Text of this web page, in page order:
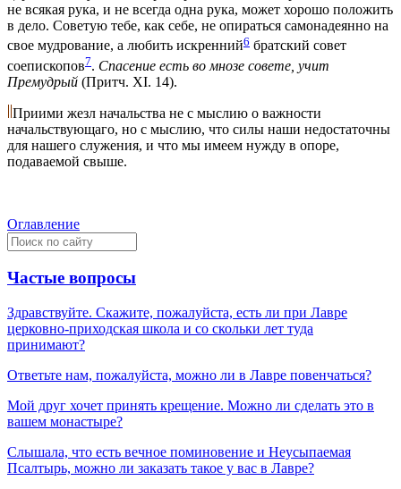
не всякая рука, и не всегда одна рука, может хорошо положить
в дело. Советую тебе, как себе, не опираться самонадеянно на
свое мудрование, а любить искренний6 братский совет
соепископов7. Спасение есть во мнозе совете, учит
Премудрый (Притч. XI. 14).
Приими жезл начальства не с мыслию о важности
начальствующаго, но с мыслию, что силы наши недостаточны
для нашего служения, и что мы имеем нужду в опоре,
подаваемой свыше.
Оглавление
Частые вопросы
Здравствуйте. Скажите, пожалуйста, есть ли при Лавре
церковно-приходская школа и со скольки лет туда
принимают?
Ответьте нам, пожалуйста, можно ли в Лавре повенчаться?
Мой друг хочет принять крещение. Можно ли сделать это в
вашем монастыре?
Слышала, что есть вечное поминовение и Неусыпаемая
Псалтырь, можно ли заказать такое у вас в Лавре?